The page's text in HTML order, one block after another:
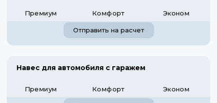
Премиум Комфорт Эконом
Отправить на расчет
Навес для автомобиля с гаражем
Премиум Комфорт Эконом